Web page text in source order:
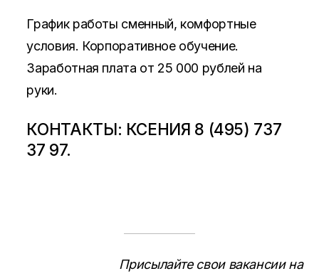
График работы сменный, комфортные
условия. Корпоративное обучение.
Заработная плата от 25 000 рублей на
руки.
КОНТАКТЫ: КСЕНИЯ 8 (495) 737
37 97.
Присылайте свои вакансии на